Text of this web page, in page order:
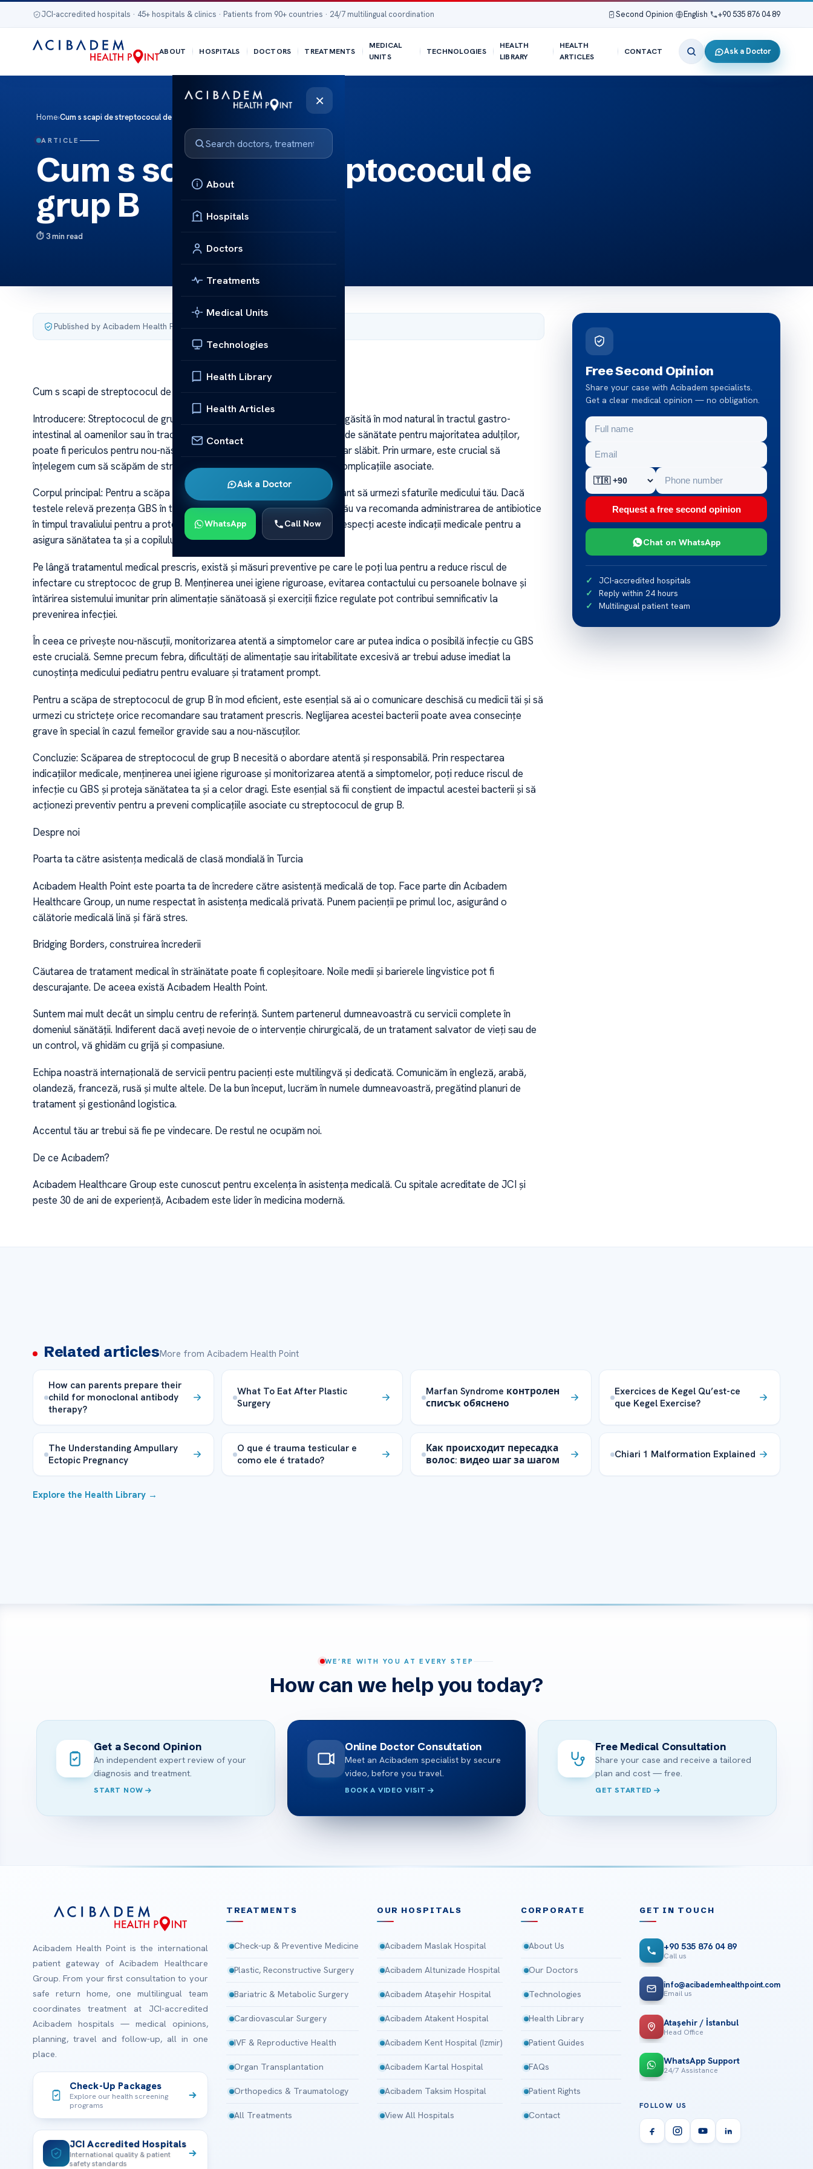
JCI-accredited hospitals · 45+ hospitals & clinics · Patients from 90+ countries · 24/7 multilingual coordination Second Opinion English +90 535 876 04 89
ABOUT HOSPITALS DOCTORS TREATMENTS
MEDICAL
UNITS
TECHNOLOGIES
HEALTH
LIBRARY
HEALTH
ARTICLES
CONTACT Ask a Doctor
×
About
Hospitals
Doctors
Treatments
Medical Units
Technologies
Health Library
Health Articles
Contact
Ask a Doctor
WhatsApp Call Now
Home›Cum s scapi de streptococul de grup B
ARTICLE
Cum s scapi de streptococul de
grup B
3 min read
Published by Acibadem Health Point
Cum s scapi de streptococul de grup B
Introducere: Streptococul de grup B (GBS) este o bacterie care poate fi găsită în mod natural în tractul gastro-
intestinal al oamenilor sau în tractul genital. Deși nu cauzează probleme de sănătate pentru majoritatea adulților,
poate fi periculos pentru nou-născuți sau persoanele cu un sistem imunitar slăbit. Prin urmare, este crucial să
înțelegem cum să scăpăm de streptococul de grup B pentru a preveni complicațiile asociate.
Corpul principal: Pentru a scăpa de streptococul de grup B, este important să urmezi sfaturile medicului tău. Dacă
testele relevă prezența GBS în tractul genital în timpul sarcinii, medicul tău va recomanda administrarea de antibiotice
în timpul travaliului pentru a proteja copilul de infecție. Este esențial să respecți aceste indicații medicale pentru a
asigura sănătatea ta și a copilului tău.
Pe lângă tratamentul medical prescris, există și măsuri preventive pe care le poți lua pentru a reduce riscul de
infectare cu streptococ de grup B. Menținerea unei igiene riguroase, evitarea contactului cu persoanele bolnave și
întărirea sistemului imunitar prin alimentație sănătoasă și exerciții fizice regulate pot contribui semnificativ la
prevenirea infecției.
În ceea ce privește nou-născuții, monitorizarea atentă a simptomelor care ar putea indica o posibilă infecție cu GBS
este crucială. Semne precum febra, dificultăți de alimentație sau iritabilitate excesivă ar trebui aduse imediat la
cunoștința medicului pediatru pentru evaluare și tratament prompt.
Pentru a scăpa de streptococul de grup B în mod eficient, este esențial să ai o comunicare deschisă cu medicii tăi și să
urmezi cu strictețe orice recomandare sau tratament prescris. Neglijarea acestei bacterii poate avea consecințe
grave în special în cazul femeilor gravide sau a nou-născuților.
Concluzie: Scăparea de streptococul de grup B necesită o abordare atentă și responsabilă. Prin respectarea
indicațiilor medicale, menținerea unei igiene riguroase și monitorizarea atentă a simptomelor, poți reduce riscul de
infecție cu GBS și proteja sănătatea ta și a celor dragi. Este esențial să fii conștient de impactul acestei bacterii și să
acționezi preventiv pentru a preveni complicațiile asociate cu streptococul de grup B.
Despre noi
Poarta ta către asistența medicală de clasă mondială în Turcia
Acıbadem Health Point este poarta ta de încredere către asistență medicală de top. Face parte din Acıbadem
Healthcare Group, un nume respectat în asistența medicală privată. Punem pacienții pe primul loc, asigurând o
călătorie medicală lină și fără stres.
Bridging Borders, construirea încrederii
Căutarea de tratament medical în străinătate poate fi copleșitoare. Noile medii și barierele lingvistice pot fi
descurajante. De aceea există Acıbadem Health Point.
Suntem mai mult decât un simplu centru de referință. Suntem partenerul dumneavoastră cu servicii complete în
domeniul sănătății. Indiferent dacă aveți nevoie de o intervenție chirurgicală, de un tratament salvator de vieți sau de
un control, vă ghidăm cu grijă și compasiune.
Echipa noastră internațională de servicii pentru pacienți este multilingvă și dedicată. Comunicăm în engleză, arabă,
olandeză, franceză, rusă și multe altele. De la bun început, lucrăm în numele dumneavoastră, pregătind planuri de
tratament și gestionând logistica.
Accentul tău ar trebui să fie pe vindecare. De restul ne ocupăm noi.
De ce Acıbadem?
Acıbadem Healthcare Group este cunoscut pentru excelența în asistența medicală. Cu spitale acreditate de JCI și
peste 30 de ani de experiență, Acıbadem este lider în medicina modernă.
Free Second Opinion
Share your case with Acibadem specialists.
Get a clear medical opinion — no obligation.
Request a free second opinion
Chat on WhatsApp
JCI-accredited hospitals
Reply within 24 hours
Multilingual patient team
Related articlesMore from Acibadem Health Point
How can parents prepare their
child for monoclonal antibody
therapy?
What To Eat After Plastic
Surgery
Marfan Syndrome контролен
списък обяснено
Exercices de Kegel Qu’est-ce
que Kegel Exercise?
The Understanding Ampullary
Ectopic Pregnancy
O que é trauma testicular e
como ele é tratado?
Как происходит пересадка
волос: видео шаг за шагом
Chiari 1 Malformation Explained
Explore the Health Library →
WE’RE WITH YOU AT EVERY STEP
How can we help you today?
Get a Second Opinion
An independent expert review of your
diagnosis and treatment.
START NOW
Online Doctor Consultation
Meet an Acibadem specialist by secure
video, before you travel.
BOOK A VIDEO VISIT
Free Medical Consultation
Share your case and receive a tailored
plan and cost — free.
GET STARTED
Acibadem Health Point is the international
patient gateway of Acibadem Healthcare
Group. From your first consultation to your
safe return home, one multilingual team
coordinates treatment at JCI-accredited
Acibadem hospitals — medical opinions,
planning, travel and follow-up, all in one
place.
Check-Up Packages
Explore our health screening
programs
JCI Accredited Hospitals
International quality & patient
safety standards
TREATMENTS
Check-up & Preventive Medicine
Plastic, Reconstructive Surgery
Bariatric & Metabolic Surgery
Cardiovascular Surgery
IVF & Reproductive Health
Organ Transplantation
Orthopedics & Traumatology
All Treatments
OUR HOSPITALS
Acibadem Maslak Hospital
Acibadem Altunizade Hospital
Acibadem Ataşehir Hospital
Acibadem Atakent Hospital
Acibadem Kent Hospital (Izmir)
Acibadem Kartal Hospital
Acibadem Taksim Hospital
View All Hospitals
CORPORATE
About Us
Our Doctors
Technologies
Health Library
Patient Guides
FAQs
Patient Rights
Contact
GET IN TOUCH
+90 535 876 04 89
Call us
info@acibademhealthpoint.com
Email us
Ataşehir / İstanbul
Head Office
WhatsApp Support
24/7 Assistance
FOLLOW US